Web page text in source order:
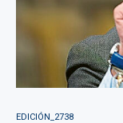
EDICIÓN_2738